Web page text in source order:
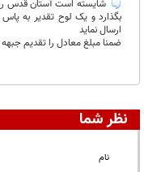
شايسته است آستان قدس
بگذارد و یک لوح تقدیر به
ارسال نماید
ضمنا مبلغ معادل را تقدیم
نظر شما
نام